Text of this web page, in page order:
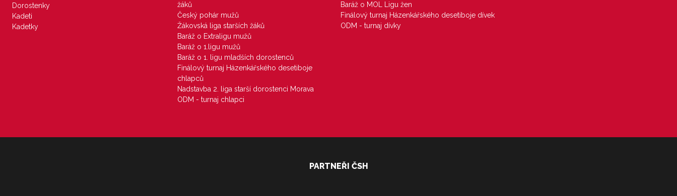
Dorostenky
Kadeti
Kadetky
žáků
Český pohár mužů
Žákovská liga starších žáků
Baráž o Extraligu mužů
Baráž o 1.ligu mužů
Baráž o 1. ligu mladších dorostenců
Finálový turnaj Házenkářského desetiboje
chlapců
Nadstavba 2. liga starší dorostenci Morava
ODM - turnaj chlapci
Baráž o MOL Ligu žen
Finálový turnaj Házenkářského desetiboje dívek
ODM - turnaj dívky
PARTNEŘI ČSH